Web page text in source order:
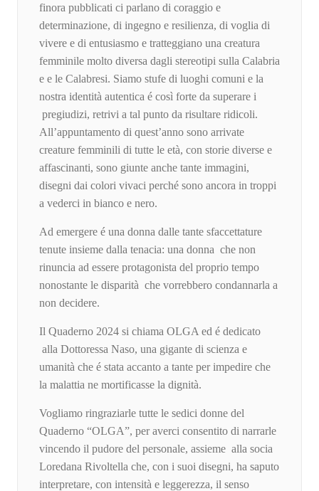
finora pubblicati ci parlano di coraggio e
determinazione, di ingegno e resilienza, di voglia di
vivere e di entusiasmo e tratteggiano una creatura
femminile molto diversa dagli stereotipi sulla Calabria
e e le Calabresi. Siamo stufe di luoghi comuni e la
nostra identità autentica é così forte da superare i
pregiudizi, retrivi a tal punto da risultare ridicoli.
All’appuntamento di quest’anno sono arrivate
creature femminili di tutte le età, con storie diverse e
affascinanti, sono giunte anche tante immagini,
disegni dai colori vivaci perché sono ancora in troppi
a vederci in bianco e nero.
Ad emergere é una donna dalle tante sfaccettature
tenute insieme dalla tenacia: una donna che non
rinuncia ad essere protagonista del proprio tempo
nonostante le disparità che vorrebbero condannarla a
non decidere.
Il Quaderno 2024 si chiama OLGA ed é dedicato
alla Dottoressa Naso, una gigante di scienza e
umanità che é stata accanto a tante per impedire che
la malattia ne mortificasse la dignità.
Vogliamo ringraziarle tutte le sedici donne del
Quaderno “OLGA”, per averci consentito di narrarle
vincendo il pudore del personale, assieme alla socia
Loredana Rivoltella che, con i suoi disegni, ha saputo
interpretare, con intensità e leggerezza, il senso